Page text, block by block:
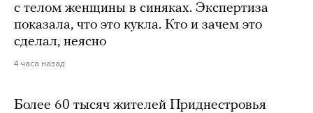
с телом женщины в синяках. Экспертиза
показала, что это кукла. Кто и зачем это
сделал, неясно
4 часа назад
Более 60 тысяч жителей Приднестровья